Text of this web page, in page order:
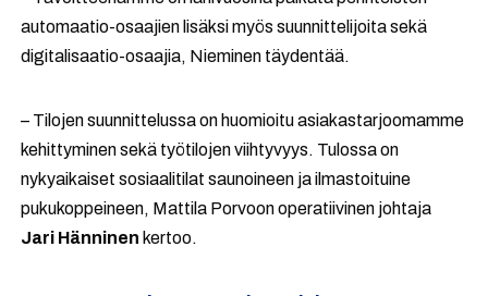
automaatio-osaajien lisäksi myös suunnittelijoita sekä
digitalisaatio-osaajia, Nieminen täydentää.
– Tilojen suunnittelussa on huomioitu asiakastarjoomamme
kehittyminen sekä työtilojen viihtyvyys. Tulossa on
nykyaikaiset sosiaalitilat saunoineen ja ilmastoituine
pukukoppeineen, Mattila Porvoon operatiivinen johtaja
Jari Hänninen kertoo.